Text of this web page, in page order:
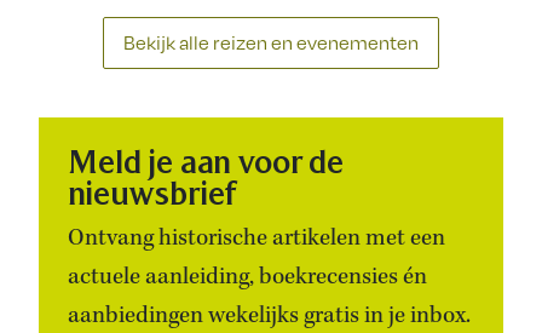
Bekijk alle reizen en evenementen
Meld je aan voor de
nieuwsbrief
Ontvang historische artikelen met een
actuele aanleiding, boekrecensies én
aanbiedingen wekelijks gratis in je inbox.